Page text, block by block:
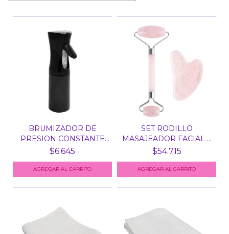
BRUMIZADOR DE
PRESION CONSTANTE
NEGRO X...
$6.645
AGREGAR AL CARRITO
SET RODILLO
MASAJEADOR FACIAL +
GUA SHA...
$54.715